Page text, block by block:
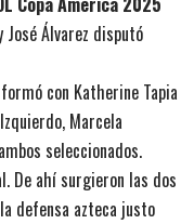
Álvarez disputó
con Katherine Tapia
Marcela
seleccionados.
De ahí surgieron las dos
defensa azteca justo